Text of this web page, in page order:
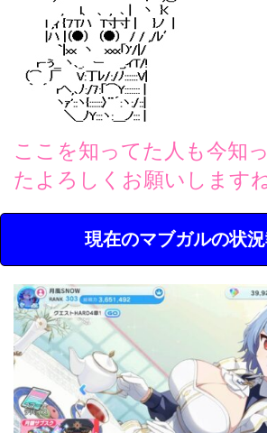
ここを知ってた人も今知
たよろしくお願いします
現在のマブガルの状況